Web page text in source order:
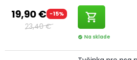
19,90 € -15%
23,40 €
shopping_cart
check_circle Na sklade